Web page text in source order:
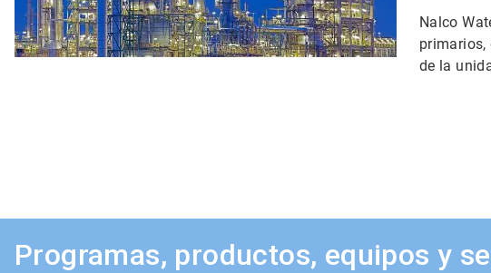
Nalco
de la
Programas, productos, equipos y